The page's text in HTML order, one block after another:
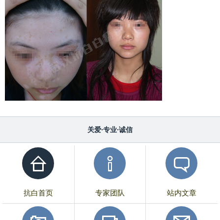
关爱·专业·诚信
抗白首页 专家团队 站内文章